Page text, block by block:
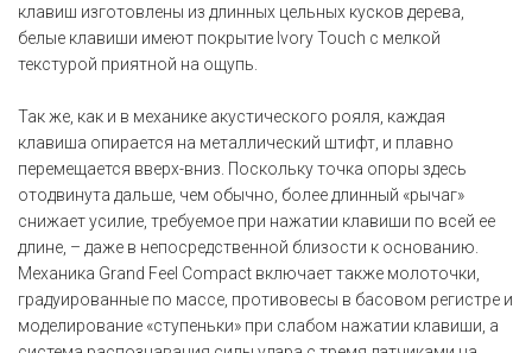
клавиш изготовлены из длинных цельных кусков дерева,
белые клавиши имеют покрытие Ivory Touch с мелкой
текстурой приятной на ощупь.
Так же, как и в механике акустического рояля, каждая
клавиша опирается на металлический штифт, и плавно
перемещается вверх-вниз. Поскольку точка опоры здесь
отодвинута дальше, чем обычно, более длинный «рычаг»
снижает усилие, требуемое при нажатии клавиши по всей ее
длине, – даже в непосредственной близости к основанию.
Механика Grand Feel Compact включает также молоточки,
градуированные по массе, противовесы в басовом регистре и
моделирование «ступеньки» при слабом нажатии клавиши, а